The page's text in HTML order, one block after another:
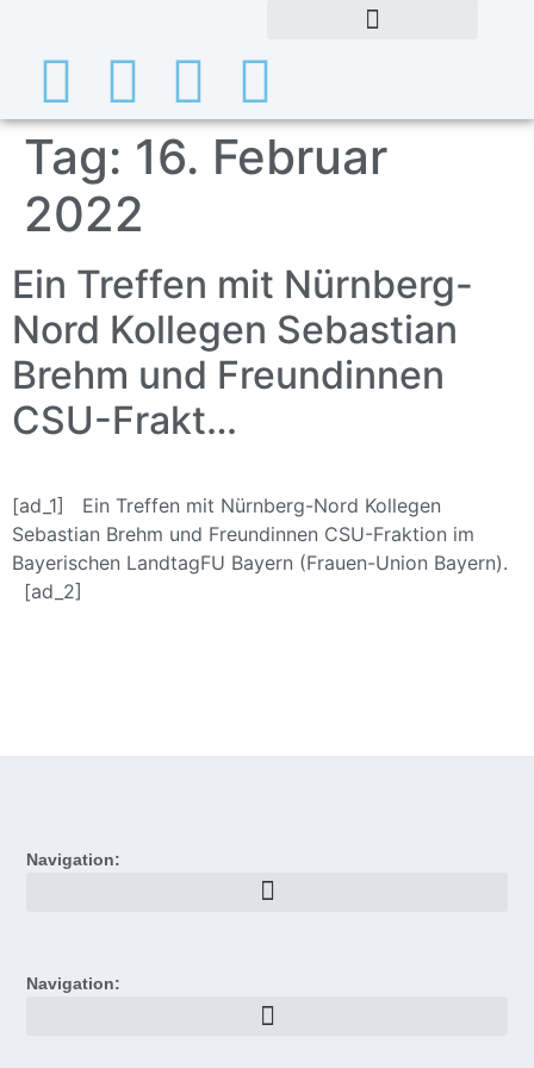
Tag: 16. Februar
2022
Ein Treffen mit Nürnberg-
Nord Kollegen Sebastian
Brehm und Freundinnen
CSU-Frakt…
[ad_1] Ein Treffen mit Nürnberg-Nord Kollegen
Sebastian Brehm und Freundinnen CSU-Fraktion im
Bayerischen LandtagFU Bayern (Frauen-Union Bayern).
[ad_2]
Navigation:
Navigation: